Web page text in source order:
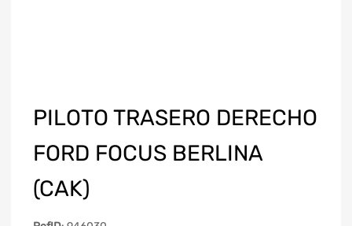
PILOTO TRASERO DERECHO
FORD FOCUS BERLINA
(CAK)